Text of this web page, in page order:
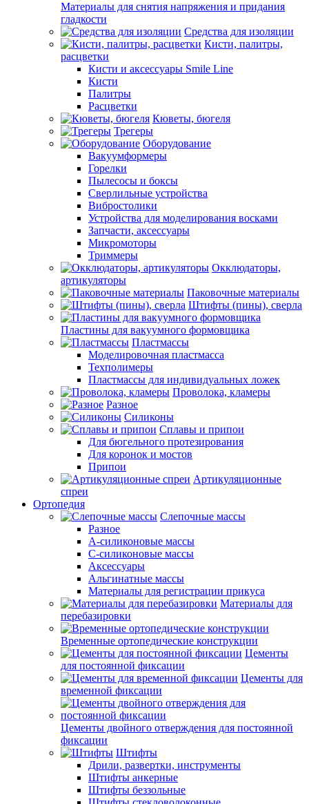
Материалы для снятия напряжения и придания
гладкости
Средства для изоляции
Кисти, палитры,
расцветки
Кисти и аксессуары Smile Line
Кисти
Палитры
Расцветки
Кюветы, бюгеля
Трегеры
Оборудование
Вакуумформеры
Горелки
Пылесосы и боксы
Сверлильные устройства
Вибростолики
Устройства для моделирования восками
Запчасти, аксессуары
Микромоторы
Триммеры
Окклюдаторы,
артикуляторы
Паковочные материалы
Штифты (пины), сверла
Пластины для вакуумного формовщика
Пластмассы
Моделировочная пластмасса
Техполимеры
Пластмассы для индивидуальных ложек
Проволока, кламеры
Разное
Силиконы
Сплавы и припои
Для бюгельного протезирования
Для коронок и мостов
Припои
Артикуляционные
спреи
Ортопедия
Слепочные массы
Разное
А-силиконовые массы
С-силиконовые массы
Аксессуары
Альгинатные массы
Материалы для регистрации прикуса
Материалы для
перебазировки
Временные ортопедические конструкции
Цементы
для постоянной фиксации
Цементы для
временной фиксации
Цементы двойного отверждения для постоянной
фиксации
Штифты
Дрили, развертки, инструменты
Штифты анкерные
Штифты беззольные